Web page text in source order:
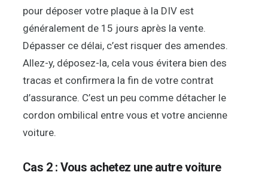
pour déposer votre plaque à la DIV est
généralement de 15 jours après la vente.
Dépasser ce délai, c’est risquer des amendes.
Allez-y, déposez-la, cela vous évitera bien des
tracas et confirmera la fin de votre contrat
d’assurance. C’est un peu comme détacher le
cordon ombilical entre vous et votre ancienne
voiture.
Cas 2 : Vous achetez une autre voiture